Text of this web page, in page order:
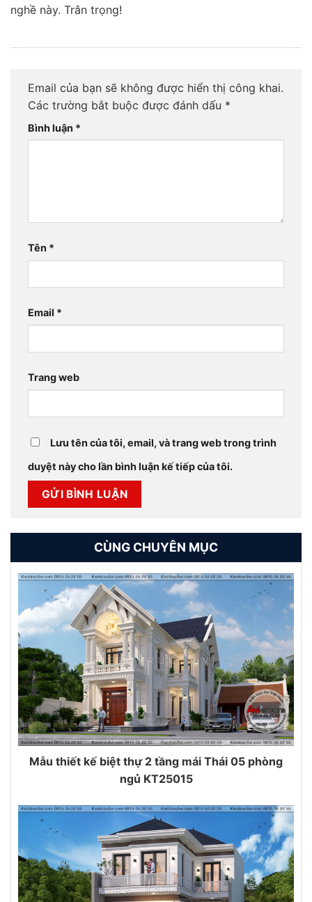
nghề này. Trân trọng!
Email của bạn sẽ không được hiển thị công khai.
Các trường bắt buộc được đánh dấu *
Bình luận *
Tên *
Email *
Trang web
Lưu tên của tôi, email, và trang web trong trình
duyệt này cho lần bình luận kế tiếp của tôi.
CÙNG CHUYÊN MỤC
Mẫu thiết kế biệt thự 2 tầng mái Thái 05 phòng
ngủ KT25015